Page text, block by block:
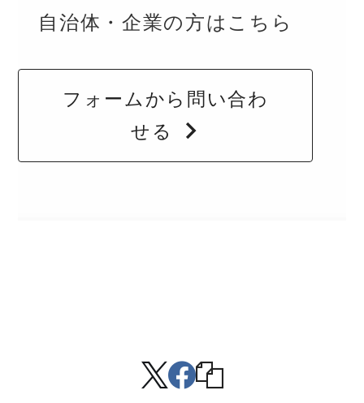
自治体・企業の方はこちら
フォームから問い合わ
せる